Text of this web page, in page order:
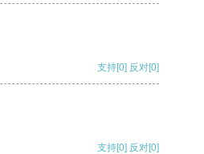
支持[0] 反对[0]
支持[0] 反对[0]